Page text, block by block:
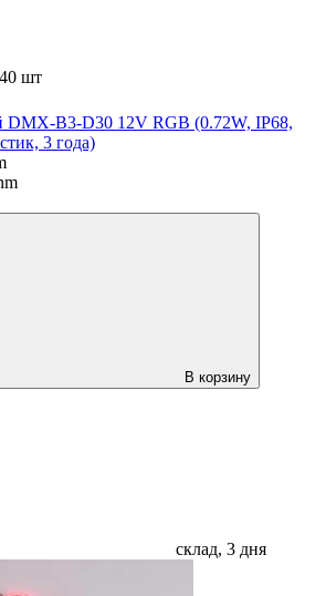
шт
DMX-B3-D30 12V RGB (0.72W, IP68,
3 года)
В корзину
склад, 3 дня